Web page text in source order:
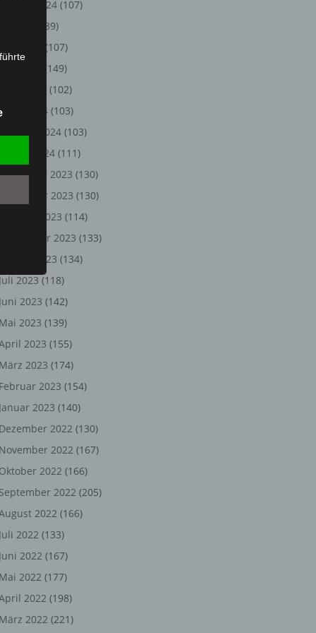
August 2024 (107)
(89)
(107)
(149)
(102)
2024 (103)
Februar 2024 (103)
Januar 2024 (111)
2023 (130)
November 2023 (130)
Oktober 2023 (114)
September 2023 (133)
August 2023 (134)
Juli 2023 (118)
Juni 2023 (142)
Mai 2023 (139)
2023 (155)
März 2023 (174)
Februar 2023 (154)
Januar 2023 (140)
Dezember 2022 (130)
November 2022 (167)
Oktober 2022 (166)
September 2022 (205)
2022 (166)
Juli 2022 (133)
Juni 2022 (167)
Mai 2022 (177)
2022 (198)
März 2022 (221)
oder